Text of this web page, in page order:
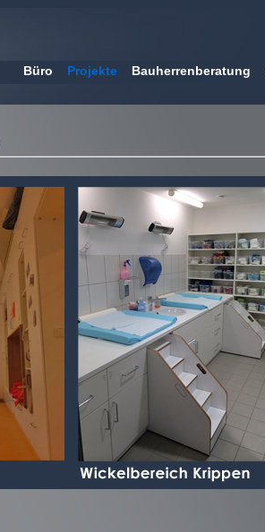
Büro Projekte Bauherrenberatung